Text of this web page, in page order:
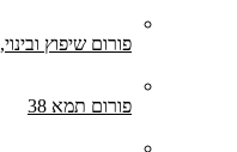
פורום שיפוץ
פורום תמא 38